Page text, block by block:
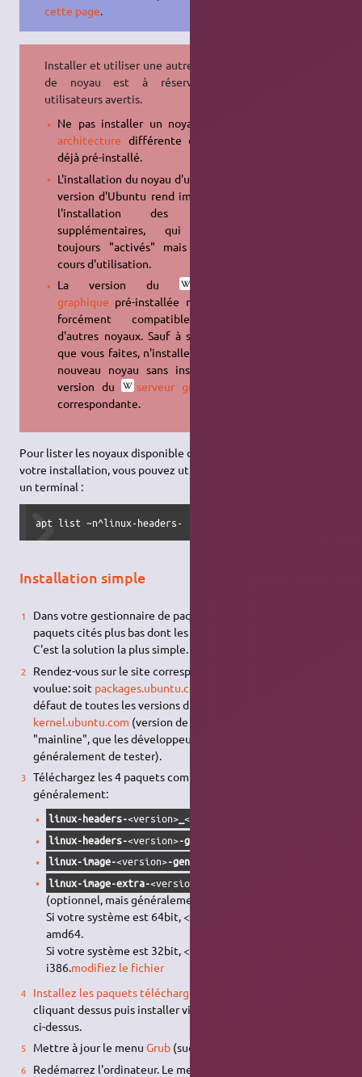
cette page.
Installer et utiliser une autre version
de noyau est à réserver aux
utilisateurs avertis.
Ne pas installer un noyau d'une
architecture différente de celui
déjà pré-installé.
L'installation du noyau d'une autre
version d'Ubuntu rend impossible
l'installation des pilotes
supplémentaires, qui seront
toujours "activés" mais pas en
cours d'utilisation.
La version du
graphique pré-installée n'est pas
forcément compatible avec
d'autres noyaux. Sauf à savoir ce
que vous faites, n'installez pas un
nouveau noyau sans installer la
version du
serveur graphique
correspondante.
Pour lister les noyaux disponible dans les
votre installation, vous pouvez utiliser la commande
un terminal :
apt list ~n^linux-headers-
Installation simple
Dans votre gestionnaire de paquets, chercher les quatre
paquets cités plus bas dont les noms se terminent par
C'est la solution la plus simple.
Rendez-vous sur le site correspondant à la version de noyau
voulue: soit packages.ubuntu.com
défaut de toutes les versions d'Ubuntu), soit
kernel.ubuntu.com (version de développement, appelée
"mainline", que les développeurs vous demanderont
généralement de tester).
Téléchargez les 4 paquets composant le kernel voulu,
généralement:
linux-headers-<version> _<version>
linux-headers-<version>-generic_
linux-image-<version>-generic_
linux-image-extra-<version>
(optionnel, mais généralement requis pour les tests)
Si votre système est 64bit, <votre_architecture> est
amd64.
Si votre système est 32bit, <votre_architecture> est
i386.modifiez le fichier
Installez les paquets téléchargés
cliquant dessus puis installer via la Logithèque) dans l'ordre
ci-dessus.
Mettre à jour le menu Grub(sudo update-grub)
Redémarrez l'ordinateur. Le menu